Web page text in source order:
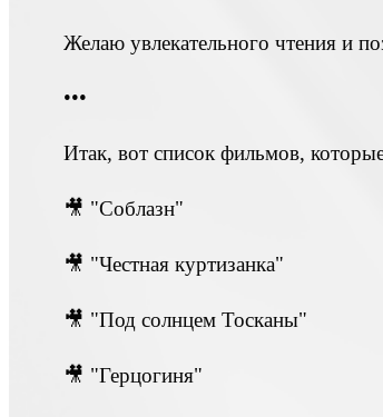
Желаю увлекательного чтения и
•••
Итак, вот список фильмов,
🎥 "Соблазн"
🎥 "Честная куртизанка"
🎥 "Под солнцем Тосканы"
🎥 "Герцогиня"